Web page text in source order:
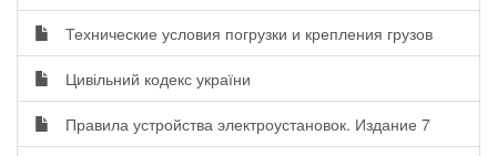
Технические условия погрузки и крепления грузов
Цивільний кодекс україни
Правила устройства электроустановок. Издание 7